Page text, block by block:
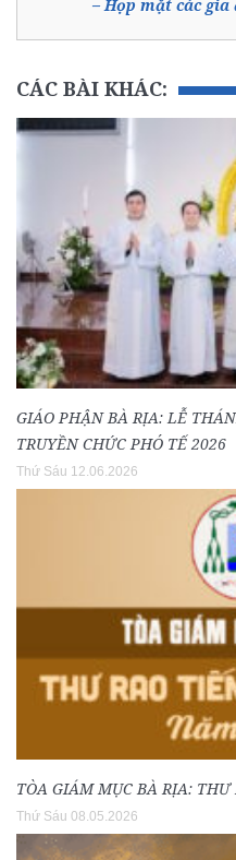
– Họp mặt các
CÁC BÀI KHÁC:
GIÁO PHẬN BÀ RỊA: LỄ
TRUYỀN CHỨC PHÓ TẾ 2026
Thứ Sáu 12.06.2026
TÒA GIÁM MỤC BÀ RỊA:
Thứ Sáu 08.05.2026